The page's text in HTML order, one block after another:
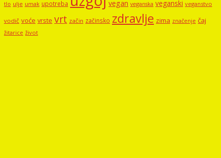
tlo ulje umak upotreba vegan veganska veganski veganstvo
vodič voće vrste vrt začin začinsko zdravlje zima značenje čaj
žitarice život